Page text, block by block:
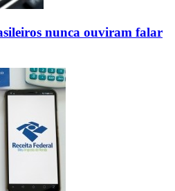
nunca ouviram falar